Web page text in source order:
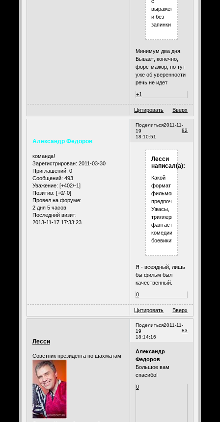
выражением
и без
запинки
Минимум два дня.
Бывает, конечно,
форс-мажор, но тут
уже об уверенности
речь не идет
+1
Цитировать Вверх
Поделиться
82
2011-11-
19
18:10:51
Александр Федоров
команда!
Зарегистрирован: 2011-03-30
Приглашений: 0
Сообщений: 493
Уважение: [+402/-1]
Позитив: [+0/-0]
Провел на форуме:
2 дня 5 часов
Последний визит:
2013-11-17 17:33:23
Лесси
написал(а):
Какой
формат
фильмов
предпочитаете?
Ужасы,
триллеры.
фантастика,
комедии,
боевики?
Я - всеядный, лишь
бы фильм был
качественный.
0
Цитировать Вверх
Поделиться
83
2011-11-
19
18:14:16
Лесси
Советник президента по шахматам
Александр
Федоров
Большое вам
спасибо!
0